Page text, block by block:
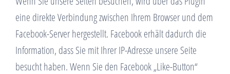
eine direkte Verbindung zwischen Ihrem Browser und dem
Facebook-Server hergestellt. Facebook erhält dadurch die
Information, dass Sie mit Ihrer IP-Adresse unsere Seite
besucht haben. Wenn Sie den Facebook „Like-Button“